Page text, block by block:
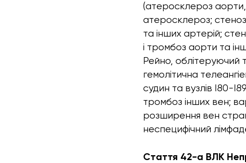
(атеросклероз аорти,
атеросклероз;
та інших артерій;
і тромбоз аорти та
Рейно, облітеруючий
гемолітична
судин та вузлів I80-
тромбоз інших вен;
розширення вен
неспецифічний
Стаття 42-а ВЛК